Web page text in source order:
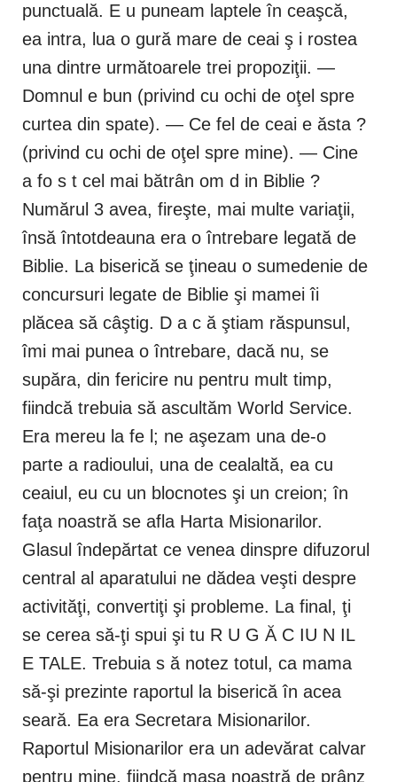
punctuală. E u puneam laptele în ceaşcă,
ea intra, lua o gură mare de ceai ş i rostea
una dintre următoarele trei propoziţii. —
Domnul e bun (privind cu ochi de oţel spre
curtea din spate). — Ce fel de ceai e ăsta ?
(privind cu ochi de oţel spre mine). — Cine
a fo s t cel mai bătrân om d in Biblie ?
Numărul 3 avea, fireşte, mai multe variaţii,
însă întotdeauna era o întrebare legată de
Biblie. La biserică se ţineau o sumedenie de
concursuri legate de Biblie şi mamei îi
plăcea să câştig. D a c ă ştiam răspunsul,
îmi mai punea o întrebare, dacă nu, se
supăra, din fericire nu pentru mult timp,
fiindcă trebuia să ascultăm World Service.
Era mereu la fe l; ne aşezam una de-o
parte a radioului, una de cealaltă, ea cu
ceaiul, eu cu un blocnotes şi un creion; în
faţa noastră se afla Harta Misionarilor.
Glasul îndepărtat ce venea dinspre difuzorul
central al aparatului ne dădea veşti despre
activităţi, convertiţi şi probleme. La final, ţi
se cerea să-ţi spui şi tu R U G Ă C IU N IL
E TALE. Trebuia s ă notez totul, ca mama
să-şi prezinte raportul la biserică în acea
seară. Ea era Secretara Misionarilor.
Raportul Misionarilor era un adevărat calvar
pentru mine, fiindcă masa noastră de prânz